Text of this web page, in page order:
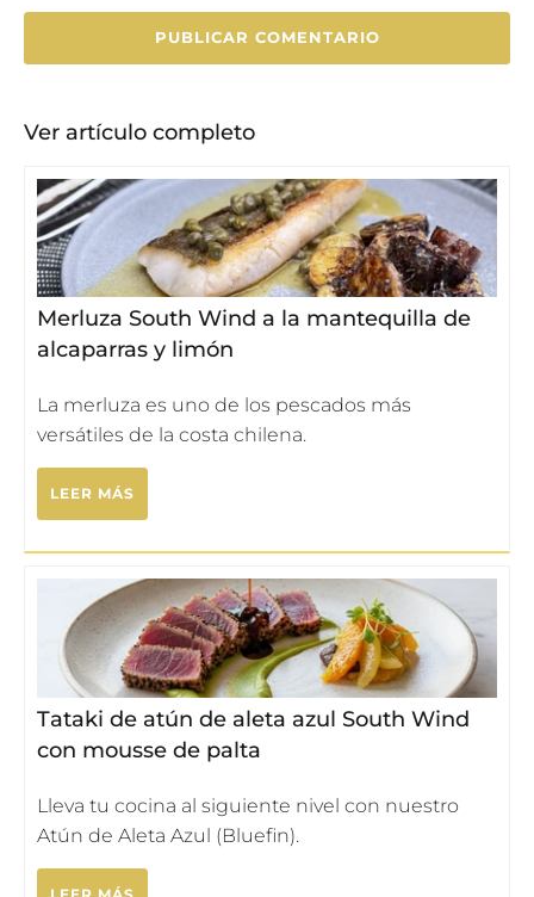
Ver artículo completo
Merluza South Wind a la mantequilla de
alcaparras y limón
La merluza es uno de los pescados más
versátiles de la costa chilena.
LEER MÁS
Tataki de atún de aleta azul South Wind
con mousse de palta
Lleva tu cocina al siguiente nivel con nuestro
Atún de Aleta Azul (Bluefin).